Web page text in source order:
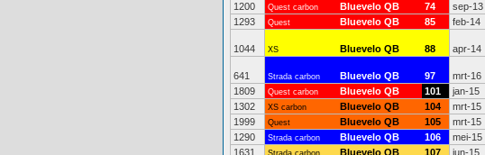
1200
Quest carbon Bluevelo QB 74 sep-13
1293
Quest Bluevelo QB 85 feb-14
1044 XS Bluevelo QB 88 apr-14
641 Strada carbon Bluevelo QB 97 mrt-16
1809
Quest carbon Bluevelo QB 101 jan-15
1302
XS carbon Bluevelo QB 104 mrt-15
1999
Quest Bluevelo QB 105 mrt-15
1290
Strada carbon Bluevelo QB 106 mei-15
1631
Strada carbon Bluevelo QB 107 jun-15